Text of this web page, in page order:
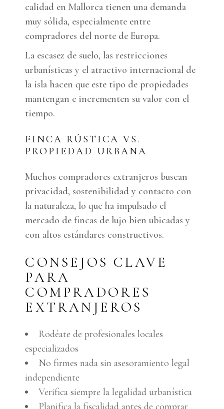
calidad en Mallorca tienen una demanda
muy sólida, especialmente entre
compradores del norte de Europa.
La escasez de suelo, las restricciones
urbanísticas y el atractivo internacional de
la isla hacen que este tipo de propiedades
mantengan e incrementen su valor con el
tiempo.
FINCA RÚSTICA VS.
PROPIEDAD URBANA
Muchos compradores extranjeros buscan
privacidad, sostenibilidad y contacto con
la naturaleza, lo que ha impulsado el
mercado de fincas de lujo bien ubicadas y
con altos estándares constructivos.
CONSEJOS CLAVE
PARA
COMPRADORES
EXTRANJEROS
Rodéate de profesionales locales
especializados
No firmes nada sin asesoramiento legal
independiente
Verifica siempre la legalidad urbanística
Planifica la fiscalidad antes de comprar